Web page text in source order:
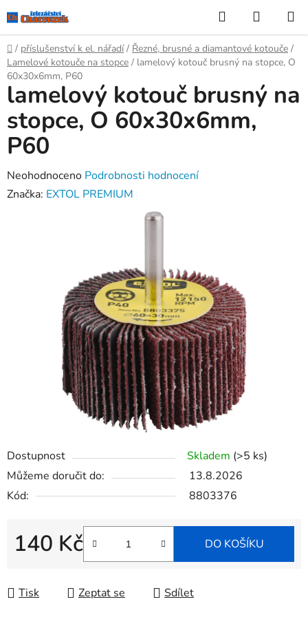
na
obsah
Hledat
KOŠÍK
Domů
/ příslušenství k el. nářadí / Řezné, brusné a diamantové kotouče /
Lamelové kotouče na stopce / lamelový kotouč brusný na stopce, O
60x30x6mm, P60
Dostupnost Skladem (>5 ks)
Můžeme doručit do:
13.8.2026
Kód:
8803376
140 Kč DO KOŠÍKU
Tisk Zeptat se Sdílet
lamelový kotouč brusný na
stopce, O 60x30x6mm,
P60
Průměrné
hodnocení
Neohodnoceno Podrobnosti hodnocení
Značka: EXTOL PREMIUM